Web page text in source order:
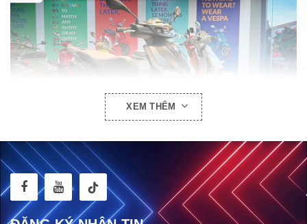
XEM THÊM